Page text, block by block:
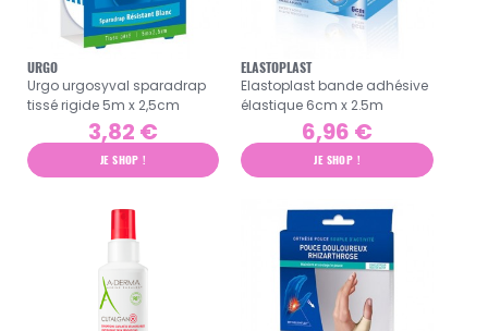
URGO
Urgo urgosyval sparadrap
tissé rigide 5m x 2,5cm
3,82 €
JE SHOP !
ELASTOPLAST
Elastoplast bande adhésive
élastique 6cm x 2.5m
6,96 €
JE SHOP !